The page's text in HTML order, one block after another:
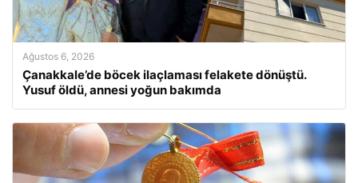
Ağustos 6, 2026
Çanakkale’de böcek ilaçlaması felakete dönüştü.
Yusuf öldü, annesi yoğun bakımda